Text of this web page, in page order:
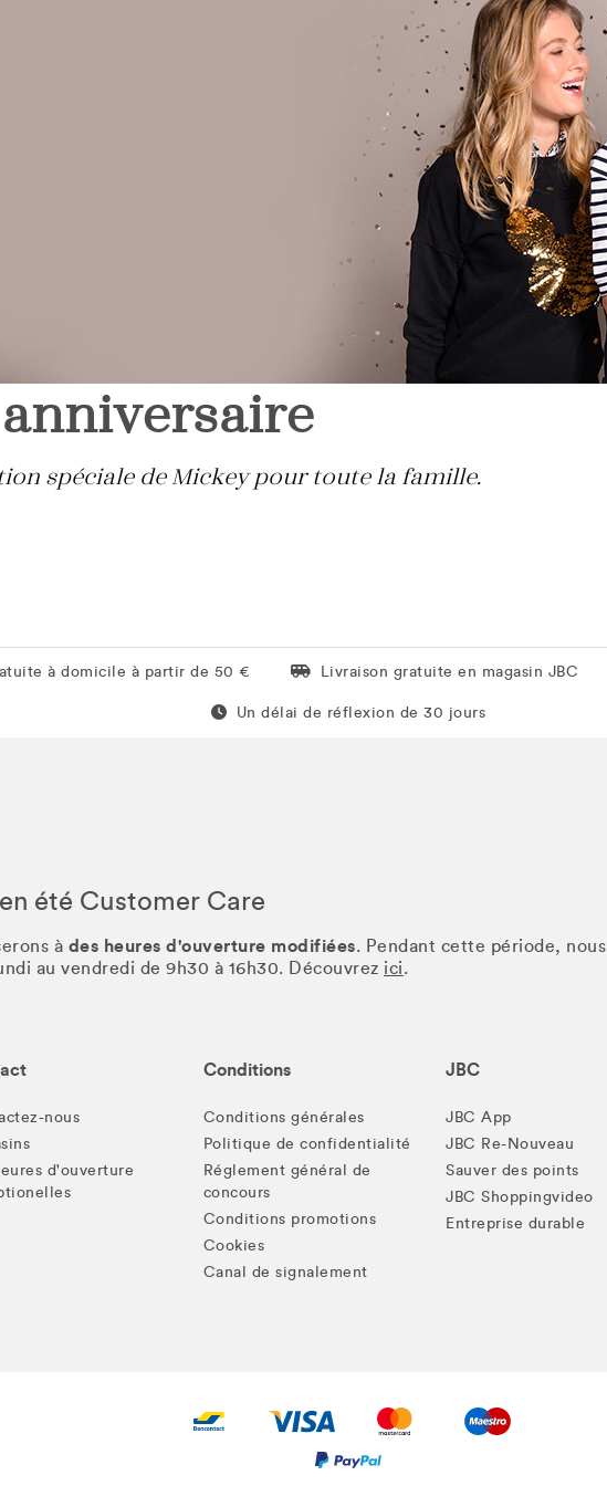
spéciale de Mickey pour toute la famille.
à domicile à partir de 50 € Livraison gratuite en magasin JBC
Livraison gratuite en magasin JBC
Un délai de réflexion de 60 jours
Un délai de réflexion de 30 jours
été Customer Care
à des heures d'ouverture modifiées. Pendant cette période, nous
au vendredi de 9h30 à 16h30. Découvrez ici.
nous
d'ouverture
Conditions
Conditions générales
Politique de confidentialité
Réglement général de
concours
Conditions promotions
Cookies
Canal de signalement
JBC
JBC App
JBC Re-Nouveau
Sauver des points
JBC Shoppingvideo
Entreprise durable